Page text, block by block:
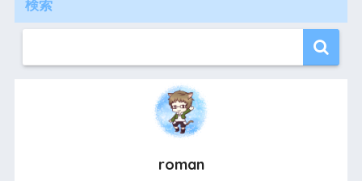
検索
roman